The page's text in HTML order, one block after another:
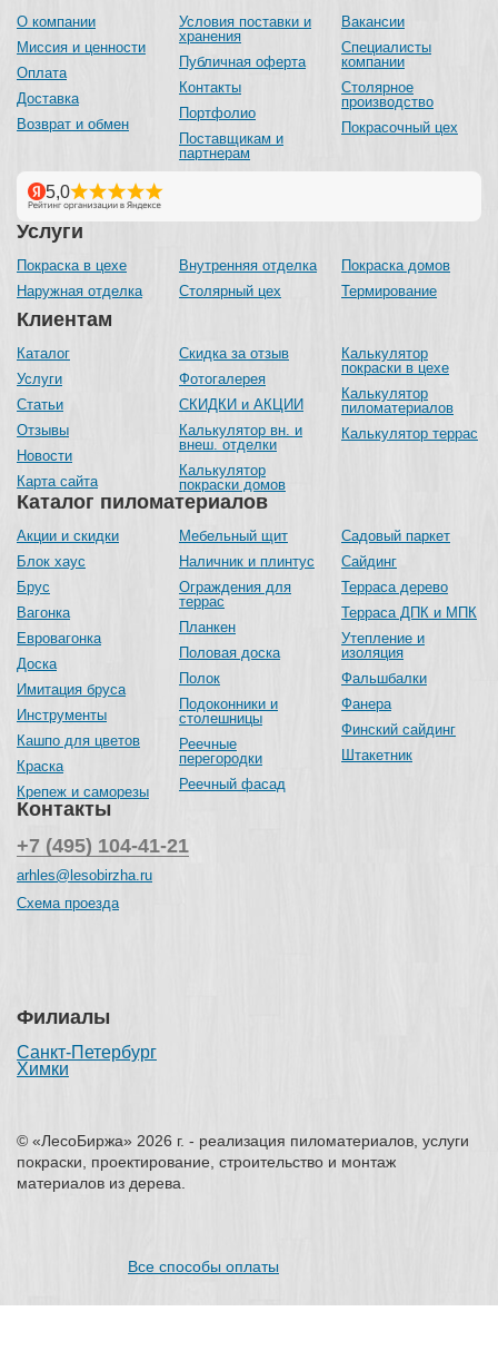
О компании
Миссия и ценности
Оплата
Доставка
Возврат и обмен
Условия поставки и
хранения
Публичная оферта
Контакты
Портфолио
Поставщикам и
партнерам
Вакансии
Специалисты
компании
Столярное
производство
Покрасочный цех
Каталог пиломатериалов
Акции и скидки
Блок хаус
Брус
Вагонка
Евровагонка
Доска
Имитация бруса
Инструменты
Кашпо для цветов
Краска
Крепеж и саморезы
Мебельный щит
Наличник и плинтус
Ограждения для
террас
Планкен
Половая доска
Полок
Подоконники и
столешницы
Реечные
перегородки
Реечный фасад
Садовый паркет
Сайдинг
Терраса дерево
Терраса ДПК и МПК
Утепление и
изоляция
Фальшбалки
Фанера
Финский сайдинг
Штакетник
Услуги
Покраска в цехе
Наружная отделка
Внутренняя отделка
Столярный цех
Покраска домов
Термирование
Клиентам
Каталог
Услуги
Статьи
Отзывы
Новости
Карта сайта
Скидка за отзыв
Фотогалерея
СКИДКИ и АКЦИИ
Калькулятор вн. и
внеш. отделки
Калькулятор
покраски домов
Калькулятор
покраски в цехе
Калькулятор
пиломатериалов
Калькулятор террас
Контакты
+7 (495) 104-41-21
arhles@lesobirzha.ru
Схема проезда
Филиалы
Санкт-Петербург
Химки
© «ЛесоБиржа» 2026 г. - реализация пиломатериалов, услуги
покраски, проектирование, строительство и монтаж
материалов из дерева.
Все способы оплаты